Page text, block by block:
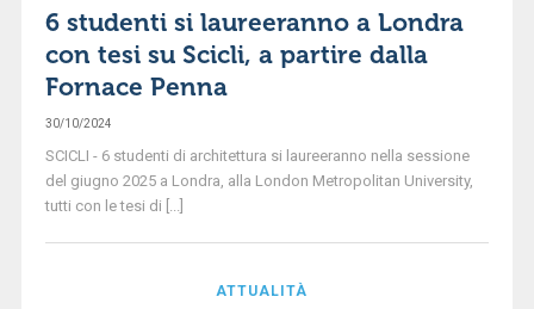
6 studenti si laureeranno a Londra
con tesi su Scicli, a partire dalla
Fornace Penna
30/10/2024
SCICLI - 6 studenti di architettura si laureeranno nella sessione
del giugno 2025 a Londra, alla London Metropolitan University,
tutti con le tesi di [...]
ATTUALITÀ